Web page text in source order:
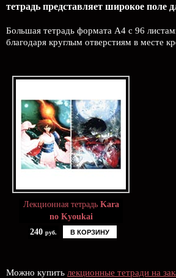
тетрадь представляет широкое поле
Большая тетрадь формата А4 с 96
благодаря круглым отверстиям в месте
Лекционная тетрадь Kara
no Kyoukai
240 руб. В КОРЗИНУ
Можно купить лекционные тетради на